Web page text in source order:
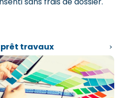
travaux